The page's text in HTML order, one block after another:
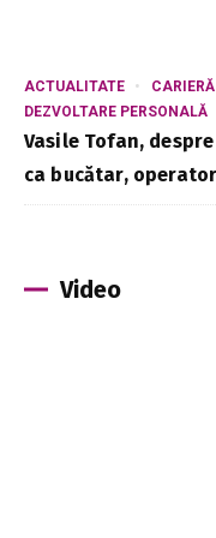
ACTUALITATE
DEZVOLTARE PERSONALĂ
Vasile Tofan,
ca bucătar,
Video